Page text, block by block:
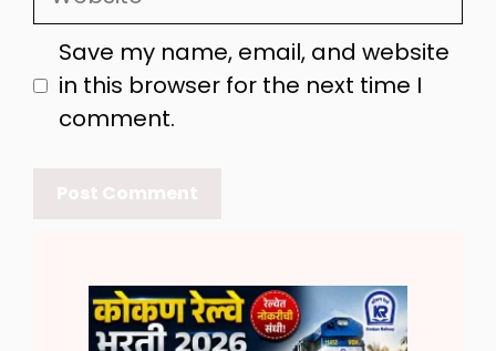
Save my name, email, and website
in this browser for the next time I
comment.